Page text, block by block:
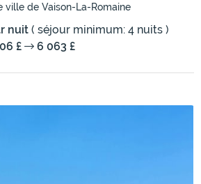
ville de Vaison-La-Romaine
nuit ( séjour minimum: 4 nuits )
£
6 063 £